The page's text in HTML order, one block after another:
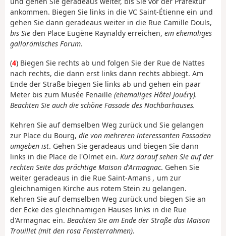
ankommen. Biegen Sie links in die VC Saint-Étienne ein und
gehen Sie dann geradeaus weiter in die Rue Camille Douls,
bis Sie den Place Eugène Raynaldy erreichen, ein ehemaliges
gallorömisches Forum.
(4) Biegen Sie rechts ab und folgen Sie der Rue de Nattes
nach rechts, die dann erst links dann rechts abbiegt. Am
Ende der Straße biegen Sie links ab und gehen ein paar
Meter bis zum Musée Fenaille (ehemaliges Hôtel Jouéry).
Beachten Sie auch die schöne Fassade des Nachbarhauses.
Kehren Sie auf demselben Weg zurück und Sie gelangen
zur Place du Bourg, die von mehreren interessanten Fassaden
umgeben ist. Gehen Sie geradeaus und biegen Sie dann
links in die Place de l'Olmet ein. Kurz darauf sehen Sie auf der
rechten Seite das prächtige Maison d'Armagnac. Gehen Sie
weiter geradeaus in die Rue Saint-Amans , um zur
gleichnamigen Kirche aus rotem Stein zu gelangen.
Kehren Sie auf demselben Weg zurück und biegen Sie an
der Ecke des gleichnamigen Hauses links in die Rue
d'Armagnac ein. Beachten Sie am Ende der Straße das Maison
Trouillet (mit den rosa Fensterrahmen).